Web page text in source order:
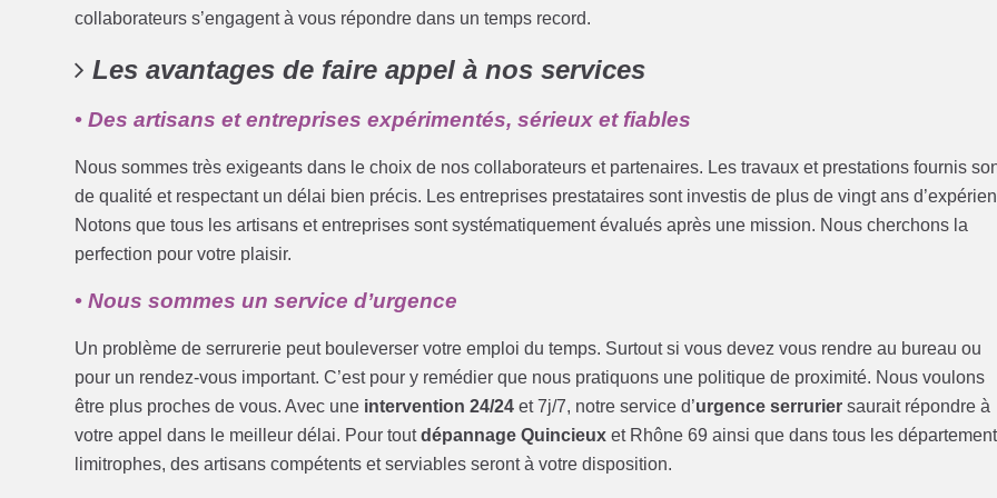
collaborateurs s’engagent à vous répondre dans un temps record.
Les avantages de faire appel à nos services
• Des artisans et entreprises expérimentés, sérieux et fiables
Nous sommes très exigeants dans le choix de nos collaborateurs et partenaires. Les travaux et prestations fournis
de qualité et respectant un délai bien précis. Les entreprises prestataires sont investis de plus de vingt ans
Notons que tous les artisans et entreprises sont systématiquement évalués après une mission. Nous cherchons la
perfection pour votre plaisir.
• Nous sommes un service d’urgence
Un problème de serrurerie peut bouleverser votre emploi du temps. Surtout si vous devez vous rendre au bureau ou
pour un rendez-vous important. C’est pour y remédier que nous pratiquons une politique de proximité. Nous voulons
être plus proches de vous. Avec une intervention 24/24 et 7j/7, notre service d’urgence serrurier saurait répondre à
votre appel dans le meilleur délai. Pour toutdépannage Quincieux et Rhône 69 ainsi que dans tous les
limitrophes, des artisans compétents et serviables seront à votre disposition.